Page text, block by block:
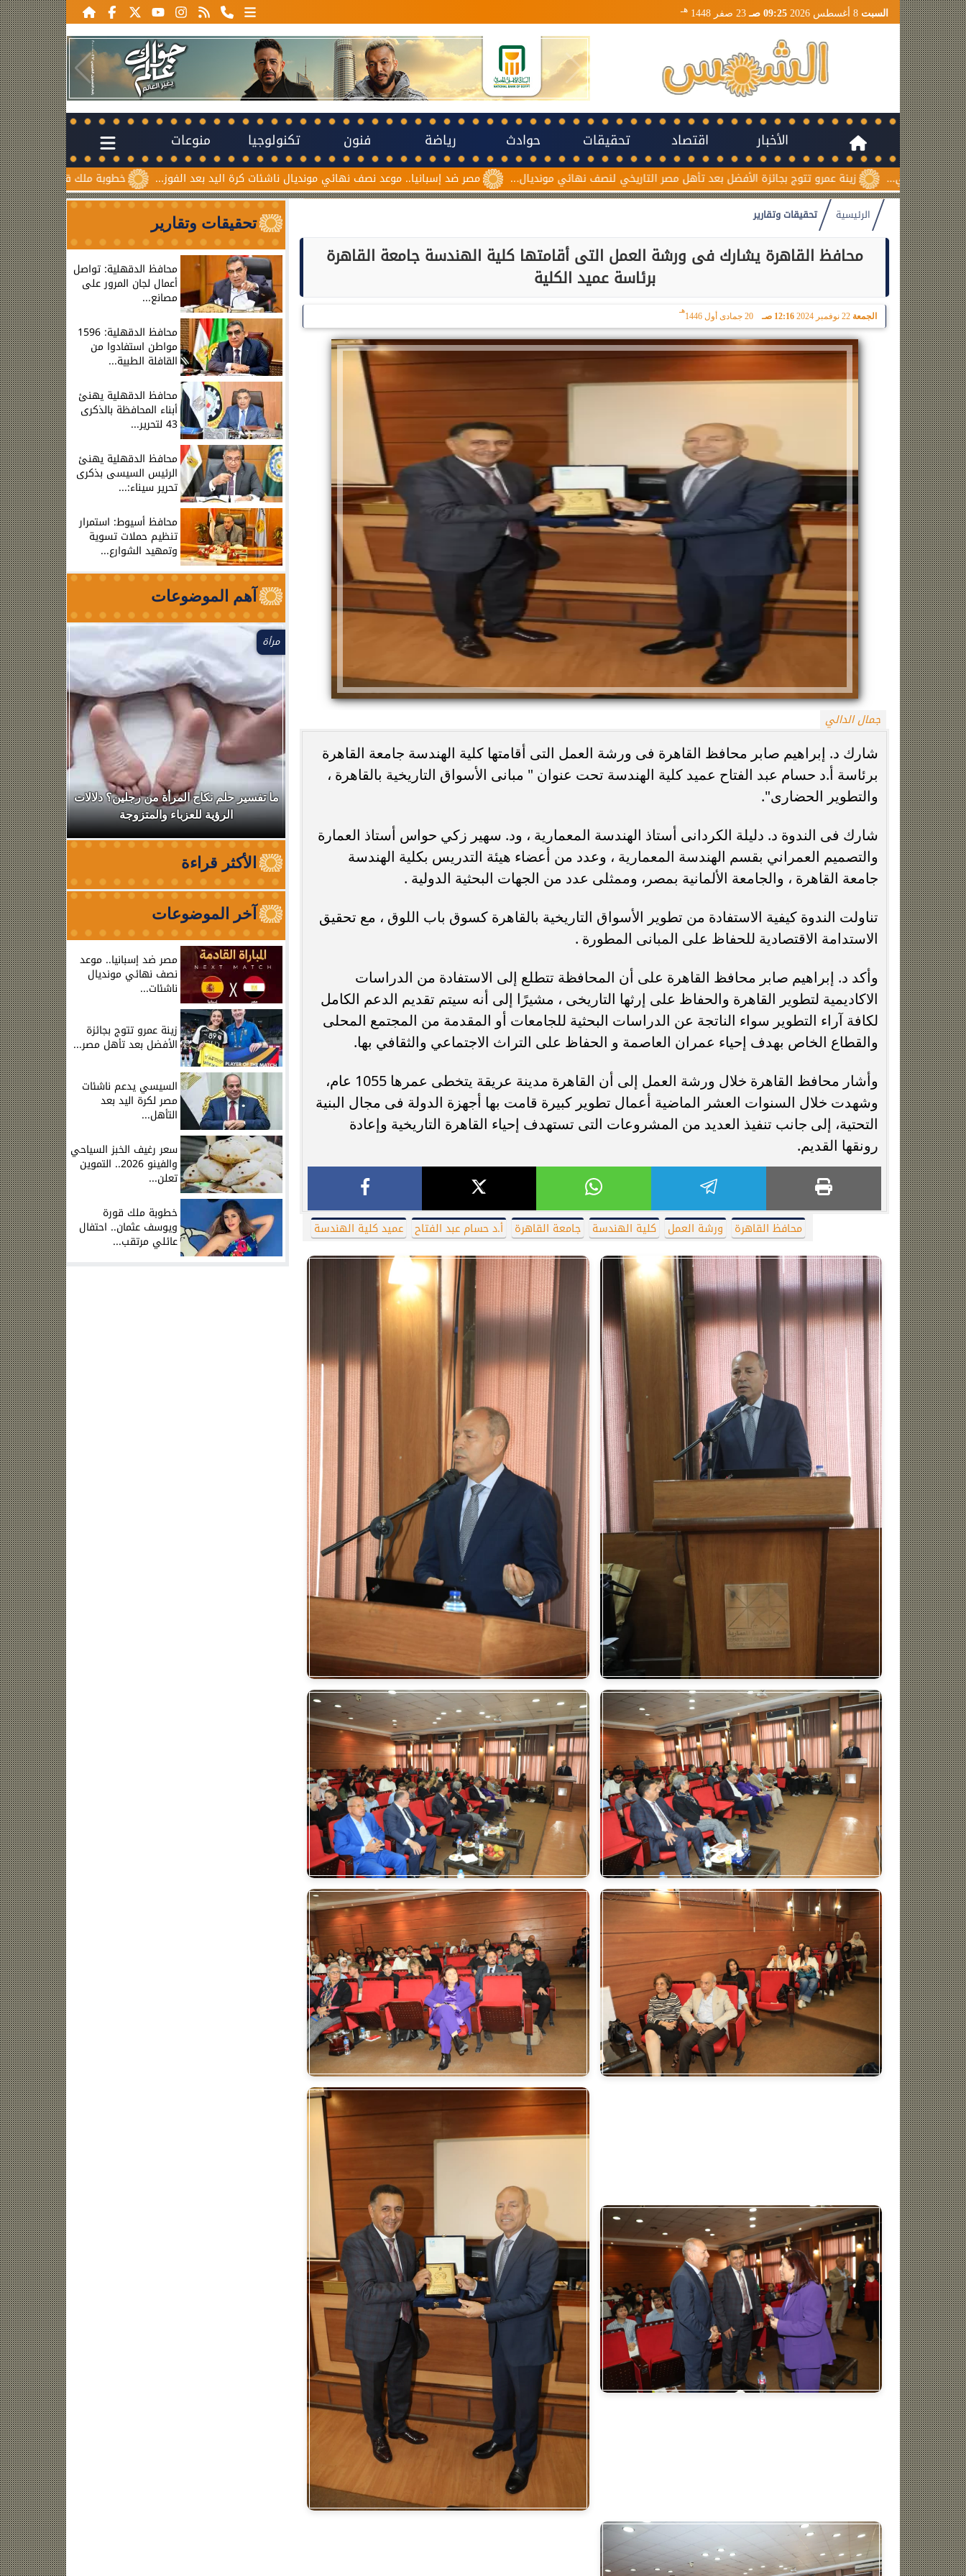
السبت 09:25 صـ 23 صفر 1448 هـ
الأخبار اقتصاد تحقيقات حوادث رياضة فنون تكنولوجيا منوعات
خطوبة ملك قورة ويوسف عثمان.. احتفال مصر ضد إسبانيا.. موعد نصف نهائي مونديال ناشئات كرة اليد بعد الفوز... زينة عمرو تتوج بجائزة الأفضل بعد تأهل مصر التاريخي لنصف نهائي مونديال...
الرئيسية تحقيقات وتقارير
محافظ القاهرة يشارك فى ورشة العمل التى أقامتها كلية الهندسة جامعة القاهرة
برئاسة عميد الكلية
الجمعة 22 نوفمبر 2024 12:16 صـ 20 جمادى أول 1446
هـ
جمال الدالي
شارك د. إبراهيم صابر محافظ القاهرة فى ورشة العمل التى أقامتها كلية الهندسة جامعة القاهرة
برئاسة أ.د حسام عبد الفتاح عميد كلية الهندسة تحت عنوان " مبانى الأسواق التاريخية بالقاهرة ،
والتطوير الحضارى".
شارك فى الندوة د. دليلة الكردانى أستاذ الهندسة المعمارية ، ود. سهير زكي حواس أستاذ العمارة
والتصميم العمراني بقسم الهندسة المعمارية ، وعدد من أعضاء هيئة التدريس بكلية الهندسة
جامعة القاهرة ، والجامعة الألمانية بمصر، وممثلى عدد من الجهات البحثية الدولية .
تناولت الندوة كيفية الاستفادة من تطوير الأسواق التاريخية بالقاهرة كسوق باب اللوق ، مع تحقيق
الاستدامة الاقتصادية للحفاظ على المبانى المطورة .
وأكد د. إبراهيم صابر محافظ القاهرة على أن المحافظة تتطلع إلى الاستفادة من الدراسات
الاكاديمية لتطوير القاهرة والحفاظ على إرثها التاريخى ، مشيرًا إلى أنه سيتم تقديم الدعم الكامل
لكافة آراء التطوير سواء الناتجة عن الدراسات البحثية للجامعات أو المقدمة من المجتمع المحلى
والقطاع الخاص بهدف إحياء عمران العاصمة و الحفاظ على التراث الاجتماعي والثقافي بها.
وأشار محافظ القاهرة خلال ورشة العمل إلى أن القاهرة مدينة عريقة يتخطى عمرها 1055 عام،
وشهدت خلال السنوات العشر الماضية أعمال تطوير كبيرة قامت بها أجهزة الدولة فى مجال البنية
التحتية، إلى جانب تنفيذ العديد من المشروعات التى تستهدف إحياء القاهرة التاريخية وإعادة
رونقها القديم.
محافظ القاهرة ورشة العمل كلية الهندسة جامعة القاهرة أ.د حسام عبد الفتاح عميد كلية الهندسة
تحقيقات وتقارير
محافظ الدقهلية: تواصل
أعمال لجان المرور على
مصانع...
محافظ الدقهلية: 1596
مواطن استفادوا من
القافلة الطبية...
محافظ الدقهلية يهنئ
أبناء المحافظة بالذكرى
43 لتحرير...
محافظ الدقهلية يهنئ
الرئيس السيسى بذكرى
تحرير سيناء:...
محافظ أسيوط: استمرار
تنظيم حملات تسوية
وتمهيد الشوارع...
آهم الموضوعات
زينة عمرو تتوج بجائزة الأفضل بعد تأهل مصر
التاريخي لنصف نهائي مونديال...
مرأة
ما تفسير حلم نكاح المرأة من رجلين؟ دلالات
الرؤية للعزباء والمتزوجة
نقابة
من
الأكثر قراءة
آخر الموضوعات
مصر ضد إسبانيا.. موعد
نصف نهائي مونديال
ناشئات...
زينة عمرو تتوج بجائزة
الأفضل بعد تأهل مصر...
السيسي يدعم ناشئات
مصر لكرة اليد بعد
التأهل...
سعر رغيف الخبز السياحي
والفينو 2026.. التموين
تعلن...
خطوبة ملك قورة
ويوسف عثمان.. احتفال
عائلي مرتقب...